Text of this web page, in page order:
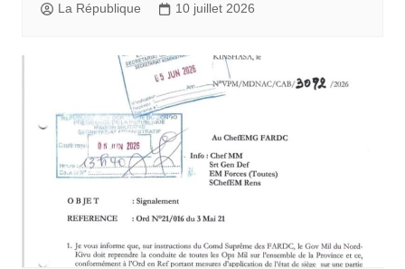
La République 10 juillet 2026